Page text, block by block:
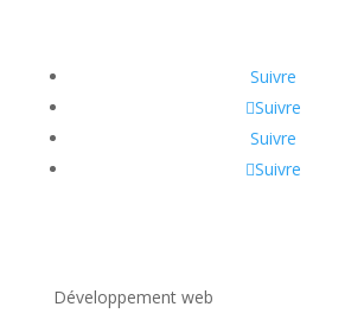
Suivre
Suivre
Suivre
Suivre
Développement web